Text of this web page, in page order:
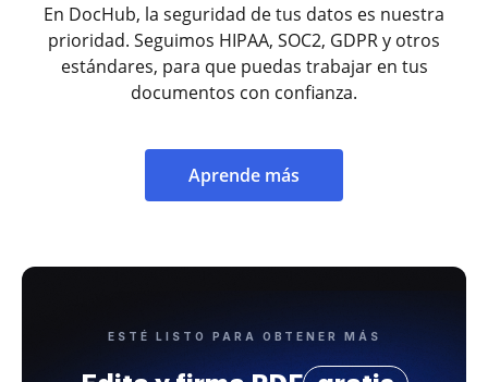
En DocHub, la seguridad de tus datos es nuestra
prioridad. Seguimos HIPAA, SOC2, GDPR y otros
estándares, para que puedas trabajar en tus
documentos con confianza.
Aprende más
ESTÉ LISTO PARA OBTENER MÁS